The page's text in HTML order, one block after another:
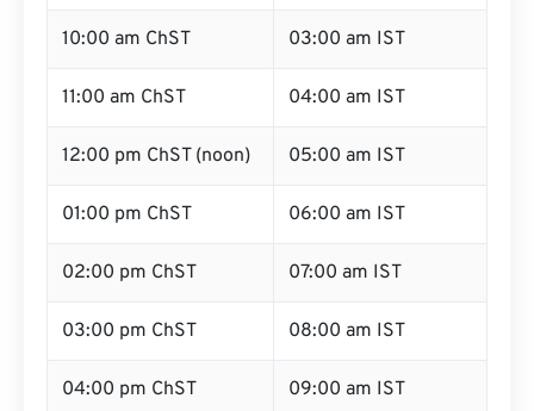
10:00 am ChST 03:00 am IST
11:00 am ChST 04:00 am IST
12:00 pm ChST (noon) 05:00 am IST
01:00 pm ChST 06:00 am IST
02:00 pm ChST 07:00 am IST
03:00 pm ChST 08:00 am IST
04:00 pm ChST 09:00 am IST